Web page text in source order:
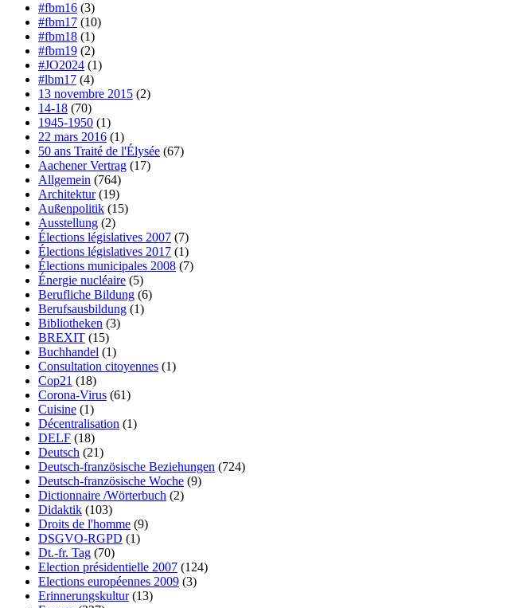
#fbm16 (3)
#fbm17 (10)
#fbm18 (1)
#fbm19 (2)
#JO2024 (1)
#lbm17 (4)
13 novembre 2015 (2)
14-18 (70)
1945-1950 (1)
22 mars 2016 (1)
50 ans Traité de l'Élysée (67)
Aachener Vertrag (17)
Allgemein (764)
Architektur(19)
Außenpolitik (15)
Ausstellung (2)
Élections législatives 2007 (7)
Élections législatives 2017 (1)
Élections municipales 2008 (7)
Énergie nucléaire (5)
Berufliche Bildung (6)
Berufsausbildung (1)
Bibliotheken (3)
BREXIT (15)
Buchhandel (1)
Consultation citoyennes (1)
Cop21 (18)
Corona-Virus (61)
Cuisine (1)
Décentralisation (1)
DELF (18)
Deutsch (21)
Deutsch-französische Beziehungen (724)
Deutsch-französische Woche (9)
Dictionnaire /Wörterbuch (2)
Didaktik (103)
Droits de l'homme (9)
DSGVO-RGPD (1)
Dt.-fr. Tag (70)
Election présidentielle 2007 (124)
Elections européennes 2009 (3)
Erinnerungskultur(13)